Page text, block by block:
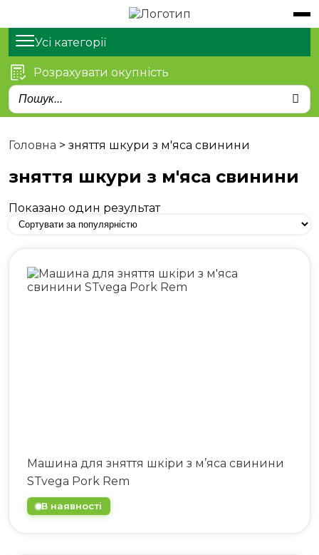
Обладнання
Послуги
Про нас
Контакти
м. Київ, просп. Степана
Бандери 21
Усі категорії
Розрахувати окупність
Головна > зняття шкури з м'яса свинини
зняття шкури з м'яса свинини
Показано один результат
Машина для зняття шкіри з м’яса свинини
STvega Pork Rem
В наявності